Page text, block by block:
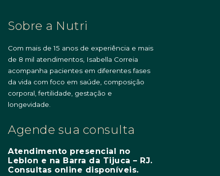
Sobre a Nutri
Com mais de 15 anos de experiência e mais
de 8 mil atendimentos, Isabella Correia
acompanha pacientes em diferentes fases
da vida com foco em saúde, composição
corporal, fertilidade, gestação e
longevidade.
Agende sua consulta
Atendimento presencial no
Leblon e na Barra da Tijuca – RJ.
Consultas online disponíveis.